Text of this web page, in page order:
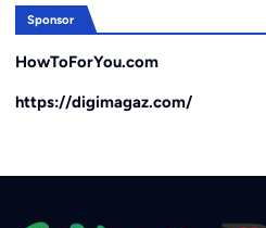
Sponsor
HowToForYou.com
https://digimagaz.com/